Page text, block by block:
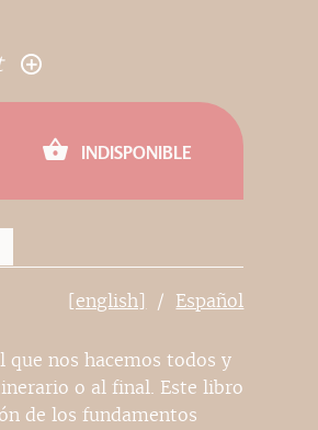
INDISPONIBLE
[english] Español
que nos hacemos todos y
o al final. Este libro
de los fundamentos